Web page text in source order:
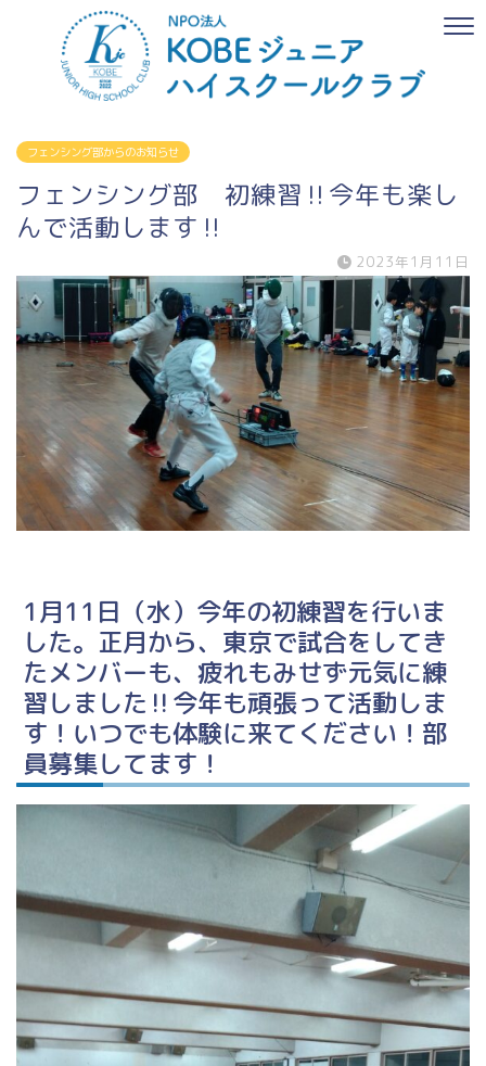
フェンシング部からのお知らせ
フェンシング部 初練習‼今年も楽し
んで活動します‼
2023年1月11日
1月11日（水）今年の初練習を行いま
した。正月から、東京で試合をしてき
たメンバーも、疲れもみせず元気に練
習しました‼今年も頑張って活動しま
す！いつでも体験に来てください！部
員募集してます！